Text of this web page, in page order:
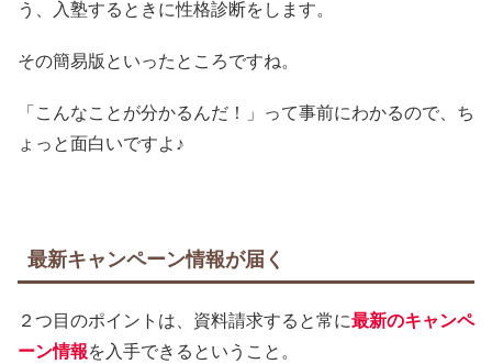
う、入塾するときに性格診断をします。
その簡易版といったところですね。
「こんなことが分かるんだ！」って事前にわかるので、ち
ょっと面白いですよ♪
最新キャンペーン情報が届く
２つ目のポイントは、資料請求すると常に最新のキャンペ
ーン情報を入手できるということ。